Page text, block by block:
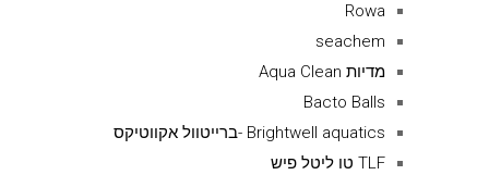
Rowa
seachem
מדיות Aqua Clean
Bacto Balls
Brightwell aquatics -ברייטוול אקווטיקס
TLF טו ליטל פיש